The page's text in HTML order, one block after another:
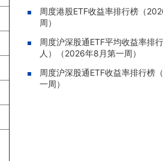
n工厂商业化
08-07 20:02 |
中国泛半导体IMSS市场排名第三
08-07 19:47 | 浙能迈领绿航二次递
全球领先的绿色航运设备和系统
08-07 19:09 |
周度港股ETF收益率排行榜（
周）
周度沪深股通ETF平均收益率排
人）（2026年8月第一周）
周度沪深股通ETF收益率排行榜
一周）